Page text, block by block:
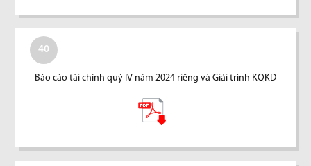
40
Báo cáo tài chính quý IV năm 2024 riêng và Giải trình KQKD